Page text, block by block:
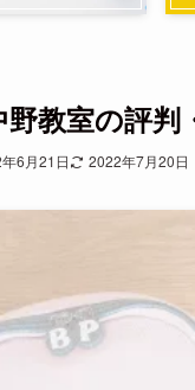
教室の評
6月21日 2022年7月20日